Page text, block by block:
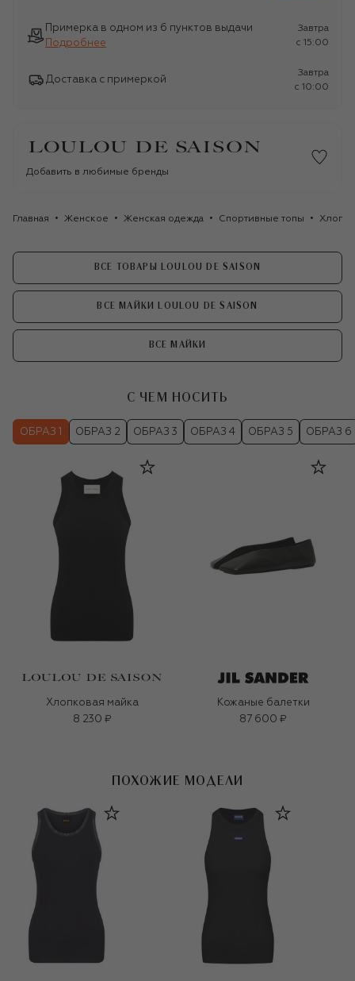
Примерка в одном из 6 пунктов выдачи
Подробнее
Завтра
c 15:00
Доставка с примеркой
Завтра
c 10:00
Добавить в любимые бренды
Главная Женское Женская одежда Спортивные топы
ВСЕ ТОВАРЫ LOULOU DE SAISON
ВСЕ МАЙКИ LOULOU DE SAISON
ВСЕ МАЙКИ
С ЧЕМ НОСИТЬ
ОБРАЗ 1 ОБРАЗ 2 ОБРАЗ 3 ОБРАЗ 4 ОБРАЗ 5 ОБРАЗ 6
Хлопковая майка
8 230 ₽
Кожаные балетки
87 600 ₽
ПОХОЖИЕ МОДЕЛИ